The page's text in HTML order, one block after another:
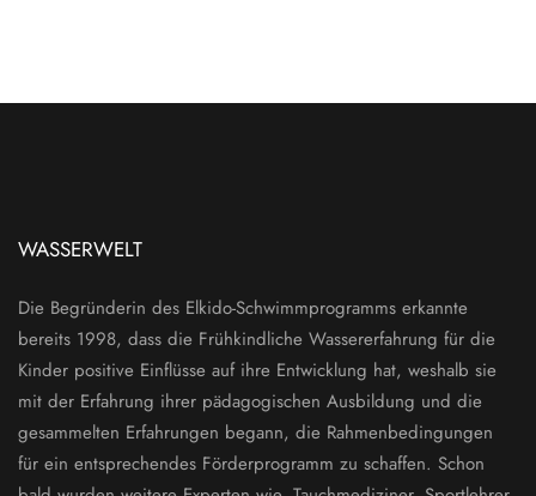
WASSERWELT
Die Begründerin des Elkido-Schwimmprogramms erkannte
bereits 1998, dass die Frühkindliche Wassererfahrung für die
Kinder positive Einflüsse auf ihre Entwicklung hat, weshalb sie
mit der Erfahrung ihrer pädagogischen Ausbildung und die
gesammelten Erfahrungen begann, die Rahmenbedingungen
für ein entsprechendes Förderprogramm zu schaffen. Schon